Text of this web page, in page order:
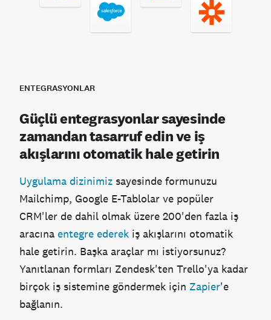
ENTEGRASYONLAR
Güçlü entegrasyonlar sayesinde
zamandan tasarruf edin ve iş
akışlarını otomatik hale getirin
Uygulama dizinimiz sayesinde formunuzu
Mailchimp, Google E-Tablolar ve popüler
CRM'ler de dahil olmak üzere 200'den fazla iş
aracına entegre ederek iş akışlarını otomatik
hale getirin. Başka araçlar mı istiyorsunuz?
Yanıtlanan formları Zendesk'ten Trello'ya kadar
birçok iş sistemine göndermek için Zapier'e
bağlanın.